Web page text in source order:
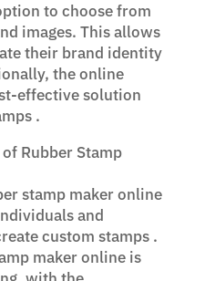
to choose from
images. This allows
their brand identity
the online
effective solution
.
Rubber Stamp
stamp maker online
and
custom stamps .
maker online is